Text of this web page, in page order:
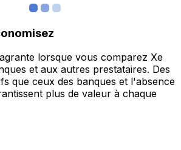
lorsque vous comparez Xe
et aux autres prestataires. Des
que ceux des banques et l'absence
plus de valeur à chaque